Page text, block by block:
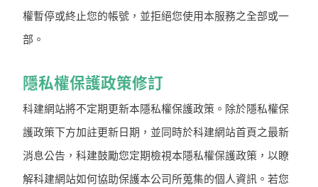
權暫停或終止您的帳號，並拒絕您使用本服務之全部或一
部。
隱私權保護政策修訂
科建網站將不定期更新本隱私權保護政策。除於隱私權保
護政策下方加註更新日期，並同時於科建網站首頁之最新
消息公告，科建鼓勵您定期檢視本隱私權保護政策，以瞭
解科建網站如何協助保護本公司所蒐集的個人資訊。若您